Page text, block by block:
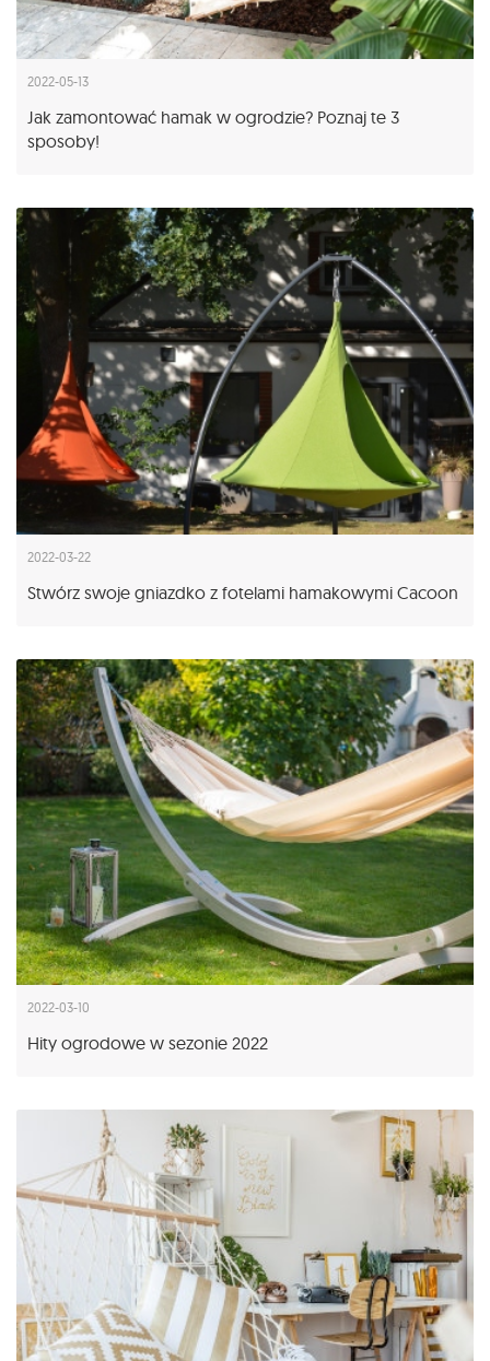
2022-05-13
Jak zamontować hamak w ogrodzie? Poznaj te 3
sposoby!
2022-03-22
Stwórz swoje gniazdko z fotelami hamakowymi Cacoon
2022-03-10
Hity ogrodowe w sezonie 2022